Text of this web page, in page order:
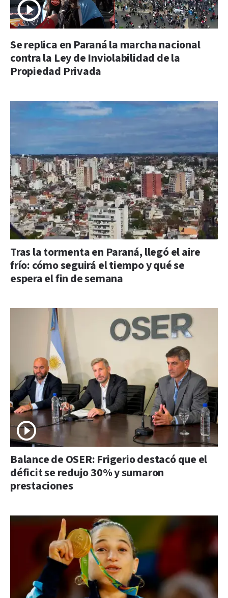
Se replica en Paraná la marcha nacional
contra la Ley de Inviolabilidad de la
Propiedad Privada
Tras la tormenta en Paraná, llegó el aire
frío: cómo seguirá el tiempo y qué se
espera el fin de semana
Balance de OSER: Frigerio destacó que el
déficit se redujo 30% y sumaron
prestaciones